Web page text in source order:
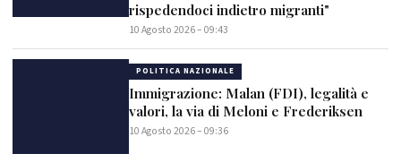
rispedendoci indietro migranti"
10 Agosto 2026 – 09:43
POLITICA NAZIONALE
Immigrazione: Malan (FDI), legalità e
valori, la via di Meloni e Frederiksen
10 Agosto 2026 – 09:36